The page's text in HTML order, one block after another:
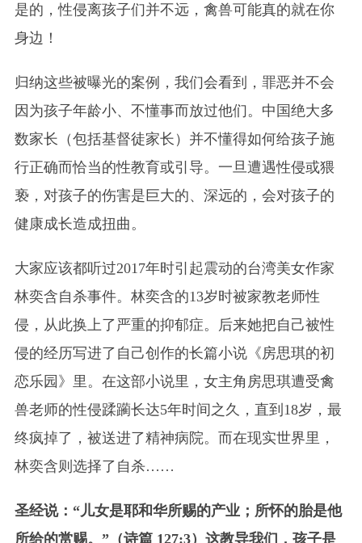
是的，性侵离孩子们并不远，禽兽可能真的就在你
身边！
归纳这些被曝光的案例，我们会看到，罪恶并不会
因为孩子年龄小、不懂事而放过他们。中国绝大多
数家长（包括基督徒家长）并不懂得如何给孩子施
行正确而恰当的性教育或引导。一旦遭遇性侵或猥
亵，对孩子的伤害是巨大的、深远的，会对孩子的
健康成长造成扭曲。
大家应该都听过2017年时引起震动的台湾美女作家
林奕含自杀事件。林奕含的13岁时被家教老师性
侵，从此换上了严重的抑郁症。后来她把自己被性
侵的经历写进了自己创作的长篇小说《房思琪的初
恋乐园》里。在这部小说里，女主角房思琪遭受禽
兽老师的性侵蹂躏长达5年时间之久，直到18岁，最
终疯掉了，被送进了精神病院。而在现实世界里，
林奕含则选择了自杀……
圣经说：“儿女是耶和华所赐的产业；所怀的胎是他
所给的赏赐。”（诗篇 127:3）这教导我们，孩子是